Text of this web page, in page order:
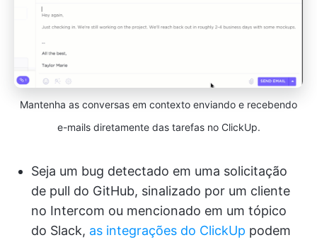
Mantenha as conversas em contexto enviando e recebendo
e-mails diretamente das tarefas no ClickUp.
Seja um bug detectado em uma solicitação
de pull do GitHub, sinalizado por um cliente
no Intercom ou mencionado em um tópico
do Slack, as integrações do ClickUp podem